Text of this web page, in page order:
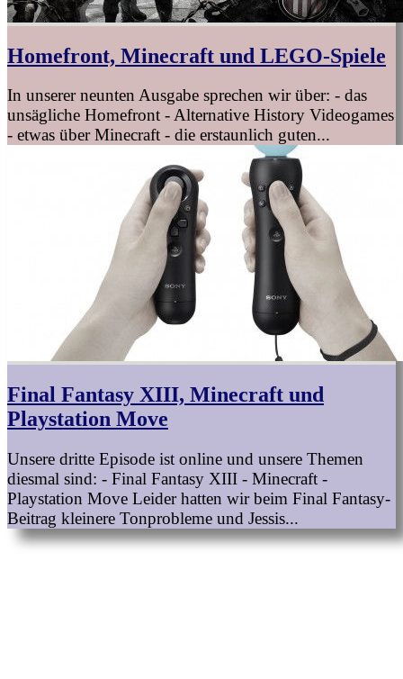
Homefront, Minecraft und LEGO-Spiele
In unserer neunten Ausgabe sprechen wir über: - das
unsägliche Homefront - Alternative History Videogames
- etwas über Minecraft - die erstaunlich guten...
Final Fantasy XIII, Minecraft und
Playstation Move
Unsere dritte Episode ist online und unsere Themen
diesmal sind: - Final Fantasy XIII - Minecraft -
Playstation Move Leider hatten wir beim Final Fantasy-
Beitrag kleinere Tonprobleme und Jessis...